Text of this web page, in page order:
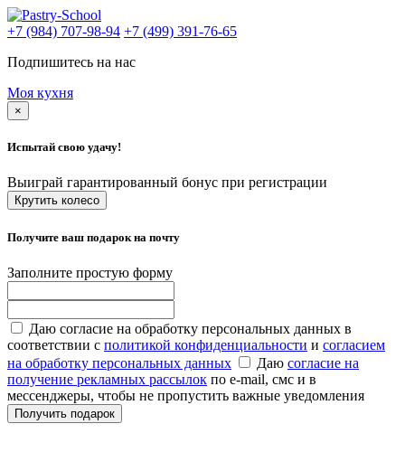
+7 (984) 707-98-94 +7 (499) 391-76-65
Подпишитесь на нас
Моя кухня
×
Испытай свою удачу!
Выиграй гарантированный бонус при регистрации
Крутить колесо
Получите ваш подарок на почту
Заполните простую форму
Даю согласие на обработку персональных данных в
соответствии с политикой конфиденциальности и согласием
на обработку персональных данных
Даю согласие на
получение рекламных рассылок по e-mail, смс и в
мессенджеры, чтобы не пропустить важные уведомления
Получить подарок